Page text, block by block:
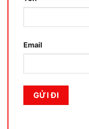
Email